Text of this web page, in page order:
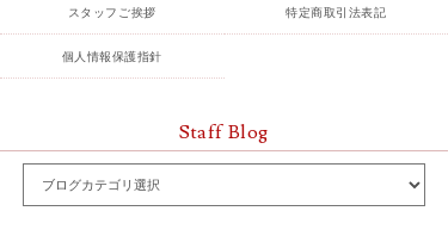
スタッフご挨拶 特定商取引法表記
個人情報保護指針
Staff Blog